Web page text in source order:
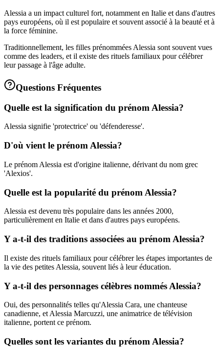
Alessia a un impact culturel fort, notamment en Italie et dans d'autres
pays européens, où il est populaire et souvent associé à la beauté et à
la force féminine.
Traditionnellement, les filles prénommées Alessia sont souvent vues
comme des leaders, et il existe des rituels familiaux pour célébrer
leur passage à l'âge adulte.
Questions Fréquentes
Quelle est la signification du prénom Alessia?
Alessia signifie 'protectrice' ou 'défenderesse'.
D'où vient le prénom Alessia?
Le prénom Alessia est d'origine italienne, dérivant du nom grec
'Alexios'.
Quelle est la popularité du prénom Alessia?
Alessia est devenu très populaire dans les années 2000,
particulièrement en Italie et dans d'autres pays européens.
Y a-t-il des traditions associées au prénom Alessia?
Il existe des rituels familiaux pour célébrer les étapes importantes de
la vie des petites Alessia, souvent liés à leur éducation.
Y a-t-il des personnages célèbres nommés Alessia?
Oui, des personnalités telles qu'Alessia Cara, une chanteuse
canadienne, et Alessia Marcuzzi, une animatrice de télévision
italienne, portent ce prénom.
Quelles sont les variantes du prénom Alessia?